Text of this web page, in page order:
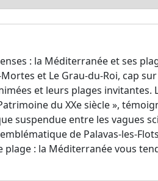
: la Méditerranée et ses
et Le Grau-du-Roi, cap
et leurs plages invitantes.
du XXe siècle »,
suspendue entre les vagues
de Palavas-les-
: la Méditerranée vous